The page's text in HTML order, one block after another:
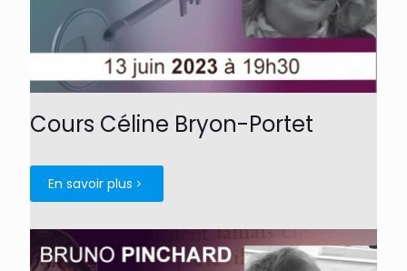
Cours Céline Bryon-Portet
En savoir plus